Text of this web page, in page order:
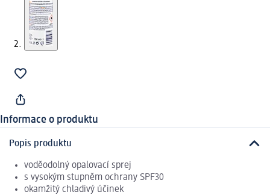
Informace o produktu
Popis produktu
voděodolný opalovací sprej
s vysokým stupněm ochrany SPF30
okamžitý chladivý účinek